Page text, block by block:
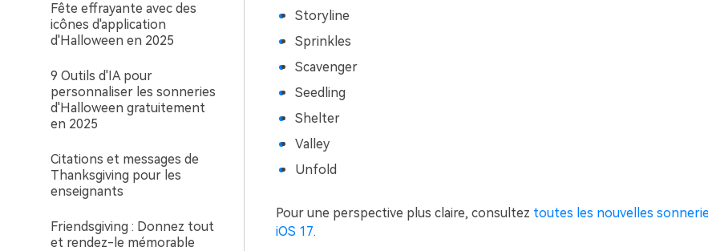
Fête effrayante avec des
icônes d'application
d'Halloween en 2025
9 Outils d'IA pour
personnaliser les sonneries
d'Halloween gratuitement
en 2025
Citations et messages de
Thanksgiving pour les
enseignants
Friendsgiving : Donnez tout
et rendez-le mémorable
Storyline
Sprinkles
Scavenger
Seedling
Shelter
Valley
Unfold
Pour une perspective plus claire, consultez toutes les nouvelles
iOS 17.